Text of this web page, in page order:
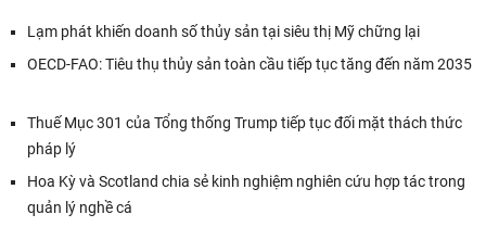
Lạm phát khiến doanh số thủy sản tại siêu thị Mỹ chững lại
OECD-FAO: Tiêu thụ thủy sản toàn cầu tiếp tục tăng đến năm 2035
Thuế Mục 301 của Tổng thống Trump tiếp tục đối mặt thách thức
pháp lý
Hoa Kỳ và Scotland chia sẻ kinh nghiệm nghiên cứu hợp tác trong
quản lý nghề cá